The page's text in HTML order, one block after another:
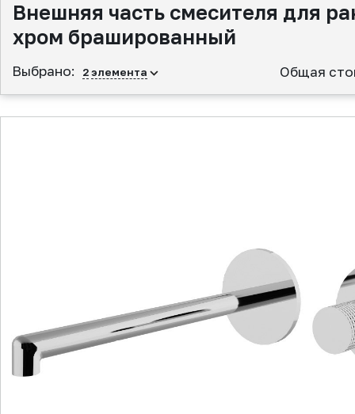
Внешняя часть смесителя для
хром брашированный
Выбрано: 2элемента Общая